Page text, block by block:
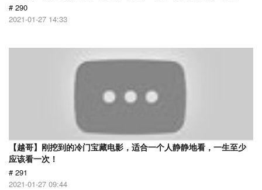
# 290
2021-01-27 14:33
【越哥】刚挖到的冷门宝藏电影，适合一个人静静地看，一生至少
应该看一次！
# 291
2021-01-27 09:44